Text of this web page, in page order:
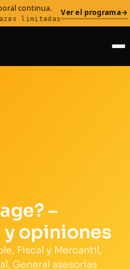
continua.
limitadas
Ver el programa→
–
opiniones
Fiscal y Mercantil,
, General asesorías